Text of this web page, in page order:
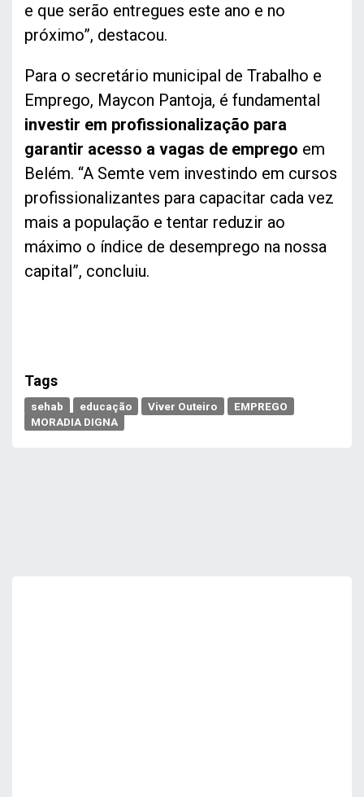
e que serão entregues este ano e no
próximo”, destacou.
Para o secretário municipal de Trabalho e
Emprego, Maycon Pantoja, é fundamental
investir em profissionalização para
garantir acesso a vagas de emprego em
Belém. “A Semte vem investindo em cursos
profissionalizantes para capacitar cada vez
mais a população e tentar reduzir ao
máximo o índice de desemprego na nossa
capital”, concluiu.
Tags
sehab educação Viver Outeiro
EMPREGO
MORADIA DIGNA